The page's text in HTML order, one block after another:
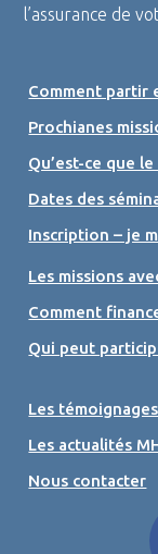
l’assurance de
Comment partir
Prochianes
Qu’est-ce que
Dates des
Inscription – je
Les missions
Comment
Qui peut
Les
Les actualités
Nous contacter